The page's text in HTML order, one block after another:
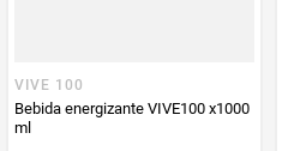
VIVE 100
Bebida energizante VIVE100 x1000
ml